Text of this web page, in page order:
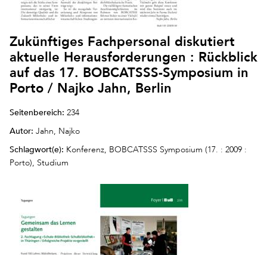
Zukünftiges Fachpersonal diskutiert
aktuelle Herausforderungen : Rückblick
auf das 17. BOBCATSSS-Symposium in
Porto / Najko Jahn, Berlin
Seitenbereich: 234
Autor: Jahn, Najko
Schlagwort(e): Konferenz, BOBCATSSS Symposium (17. : 2009 :
Porto), Studium